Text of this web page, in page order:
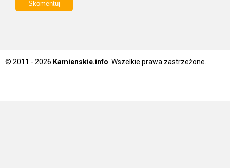
© 2011 - 2026 Kamienskie.info . Wszelkie prawa zastrzeżone.